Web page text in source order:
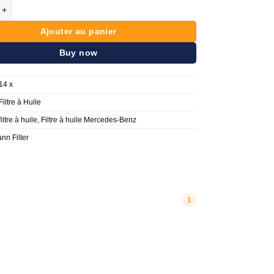
Ajouter au panier
Buy now
x
à Huile
à huile Filtre à huile Mercedes-Benz
Filter
1